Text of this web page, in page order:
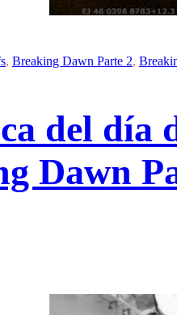
, Breaking Dawn Parte 2,
del día
Dawn